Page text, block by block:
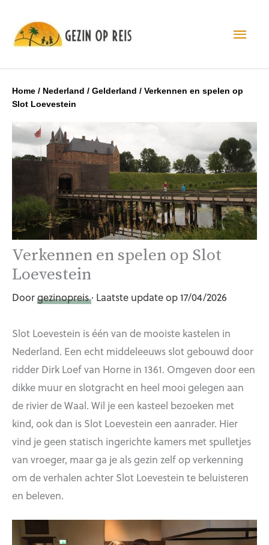
Home / Nederland / Gelderland / Verkennen en spelen op
Slot Loevestein
Verkennen en spelen op Slot
Loevestein
Doorgezinopreis· Laatste update op 17/04/2026
Slot Loevestein is één van de mooiste kastelen in
Nederland. Een echt middeleeuws slot gebouwd door
ridder Dirk Loef van Horne in 1361. Omgeven door een
dikke muur en slotgracht en heel mooi gelegen aan
de rivier de Waal. Wil je een kasteel bezoeken met
kind, ook dan is Slot Loevestein een aanrader. Hier
vind je geen statisch ingerichte kamers met spulletjes
van vroeger, maar ga je als gezin zelf op verkenning
om de verhalen achter Slot Loevestein te beluisteren
en beleven.